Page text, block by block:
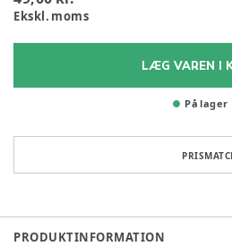
Ekskl. moms
LÆG VAREN I
På lager
PRODUKTINFORMATION